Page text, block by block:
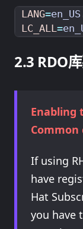
LANG=
LC_ALL=
RDO
Enabling
Common
If using
have
Hat
you have